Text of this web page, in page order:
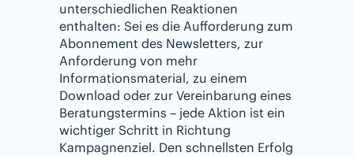
unterschiedlichen Reaktionen
enthalten: Sei es die Aufforderung zum
Abonnement des Newsletters, zur
Anforderung von mehr
Informationsmaterial, zu einem
Download oder zur Vereinbarung eines
Beratungstermins – jede Aktion ist ein
wichtiger Schritt in Richtung
Kampagnenziel. Den schnellsten Erfolg